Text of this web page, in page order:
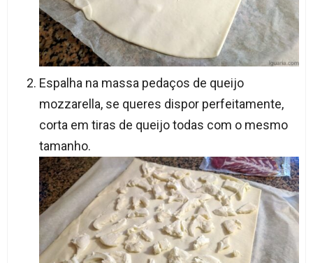
Espalha na massa pedaços de queijo
mozzarella, se queres dispor perfeitamente,
corta em tiras de queijo todas com o mesmo
tamanho.